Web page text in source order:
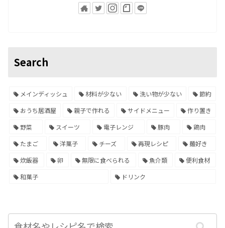
Search
メインディッシュ 材料が少ない 洗い物が少ない
節約
おうち居酒屋
親子で作れる サイドメニュー
作り置き
野菜
スイーツ 電子レンジ 豚肉
鶏肉
たまご
洋菓子 チーズ 再現レシピ
麺好き
炊飯器
卵 無限に食べられる 魚介類
便利食材
和菓子
ドリンク